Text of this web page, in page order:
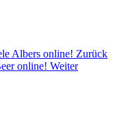
Albers online! Zurück
online! Weiter